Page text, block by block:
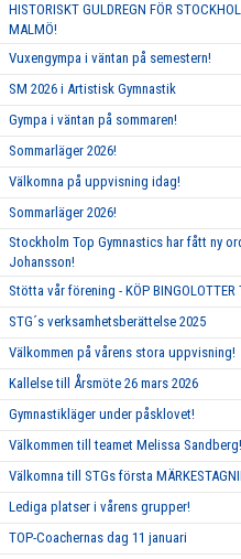
HISTORISKT GULDREGN FÖR
MALMÖ!
Vuxengympa i väntan på semestern!
SM 2026 i Artistisk Gymnastik
Gympa i väntan på sommaren!
Sommarläger 2026!
Välkomna på uppvisning idag!
Sommarläger 2026!
Stockholm Top Gymnastics har fått ny
Johansson!
Stötta vår förening - KÖP BINGOLOTTER
STG´s verksamhetsberättelse 2025
Välkommen på vårens stora uppvisning!
Kallelse till Årsmöte 26 mars 2026
Gymnastikläger under påsklovet!
Välkommen till teamet Melissa Sandberg!
Välkomna till STGs första
Lediga platser i vårens grupper!
TOP-Coachernas dag 11 januari